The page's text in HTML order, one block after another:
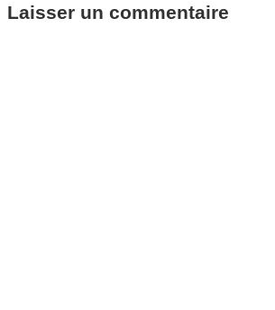
Laisser un commentaire